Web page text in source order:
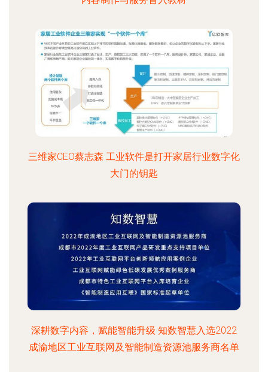
三维家CEO蔡志森 工业软件是打开家居行业数字化
大门的钥匙
深耕数字内容，赋能智能升级 知数智慧入选2022
成渝地区工业互联网及智能制造资源池服务商名单